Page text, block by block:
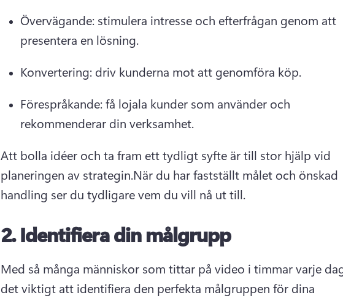
Övervägande: stimulera intresse och efterfrågan genom att
presentera en lösning.
Konvertering: driv kunderna mot att genomföra köp.
Förespråkande: få lojala kunder som använder och
rekommenderar din verksamhet.
Att bolla idéer och ta fram ett tydligt syfte är till stor hjälp vid
planeringen av strategin.När du har fastställt målet och önskad
handling ser du tydligare vem du vill nå ut till.
2.Identifiera din målgrupp
Med så många människor som tittar på video i timmar varje
det viktigt att identifiera den perfekta målgruppen för dina